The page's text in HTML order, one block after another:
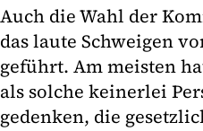
Auch die Wahl der
das laute Schweigen
geführt. Am meisten
als solche keinerlei
gedenken, die